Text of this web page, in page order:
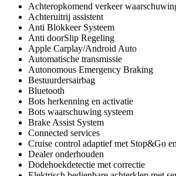
Achteropkomend verkeer
Achteruitrij assistent
Anti Blokkeer Systeem
Anti doorSlip Regeling
Apple Carplay/Android Auto
Automatische transmissie
Autonomous Emergency Braking
Bestuurdersairbag
Bluetooth
Bots herkenning en activatie
Bots waarschuwing systeem
Brake Assist System
Connected services
Cruise control adaptief met Stop&Go
Dealer onderhouden
Dodehoekdetectie met correctie